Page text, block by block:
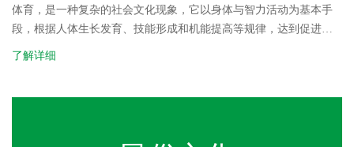
体育，是一种复杂的社会文化现象，它以身体与智力活动为基本手
段，根据人体生长发育、技能形成和机能提高等规律，达到促进全
面发育、提高身体素质与全面教育水平、增强体质与提高运动能
了解详细